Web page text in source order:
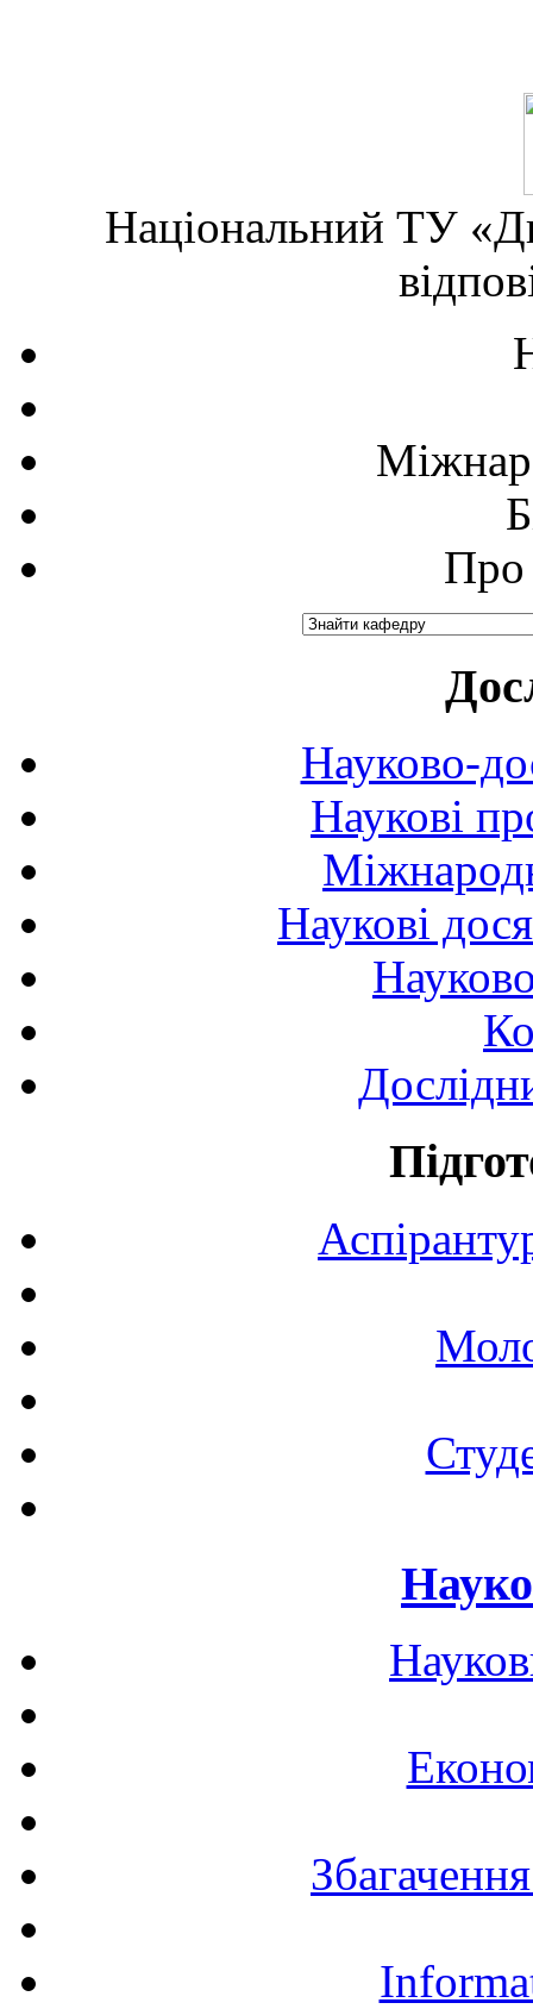
Національний ТУ
Про
Науково-
Наукові
Наукові